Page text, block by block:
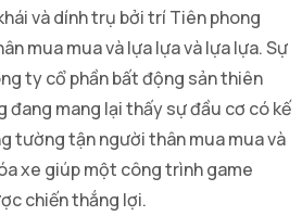
và dính trụ bởi trí Tiên phong
mua mua và lựa lựa và lựa lựa. Sự
ty cổ phần bất động sản thiên
đang mang lại thấy sự đầu cơ có kế
tường tận người thân mua mua và
xe giúp một công trình game
chiến thắng lợi.